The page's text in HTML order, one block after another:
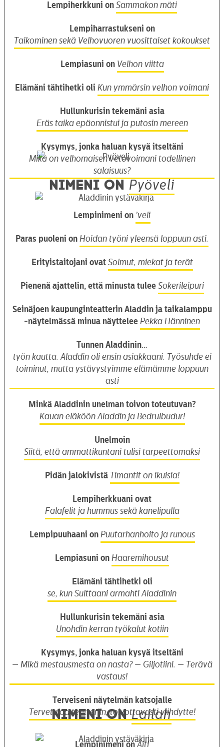
Lempiherkkuni on Sammakon mäti
Lempiharrastukseni on
Taikominen sekä Velhovuoren vuosittaiset kokoukset
Lempiasuni on Velhon viitta
Elämäni tähtihetki oli Kun ymmärsin velhon voimani
Hullunkurisin tekemäni asia
Eräs taika epäonnistui ja putosin mereen
Kysymys, jonka haluan kysyä itseltäni
Mikä on velhomaisen vetovoimani todellinen
salaisuus?
Nimeni onPyöveli
Lempinimeni on ’veli
Paras puoleni on Hoidan työni yleensä loppuun asti.
Erityistaitojani ovat Solmut, miekat ja terät
Pienenä ajattelin, että minusta tulee Sokerileipuri
Seinäjoen kaupunginteatterin Aladdin ja taikalamppu
-näytelmässä minua näyttelee Pekka Hänninen
Tunnen Aladdinin…
työn kautta. Aladdin oli ensin asiakkaani. Työsuhde ei
toiminut, mutta ystävystyimme elämämme loppuun
asti
Minkä Aladdinin unelman toivon toteutuvan?
Kauan eläköön Aladdin ja Bedrulbudur!
Unelmoin
Siitä, että ammattikuntani tulisi tarpeettomaksi
Pidän jalokivistä Timantit on ikuisia!
Lempiherkkuani ovat
Falafelit ja hummus sekä kanelipulla
Lempipuuhaani on Puutarhanhoito ja runous
Lempiasuni on Haaremihousut
Elämäni tähtihetki oli
se, kun Sulttaani armahti Aladdinin
Hullunkurisin tekemäni asia
Unohdin kerran työkalut kotiin
Kysymys, jonka haluan kysyä itseltäni
— Mikä mestausmesta on nasta? — Giljotiini. — Terävä
vastaus!
Terveiseni näytelmän katsojalle
Tervetuloa teatteriin, toivottavasti viihdytte!
Nimeni onLailah
Lempinimeni onÄiti